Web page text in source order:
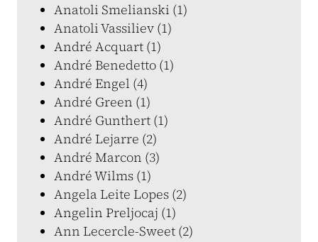
Anatoli Smelianski (1)
Anatoli Vassiliev (1)
André Acquart (1)
André Benedetto (1)
André Engel (4)
André Green (1)
André Gunthert (1)
André Lejarre (2)
André Marcon (3)
André Wilms (1)
Angela Leite Lopes (2)
Angelin Preljocaj (1)
Ann Lecercle-Sweet (2)